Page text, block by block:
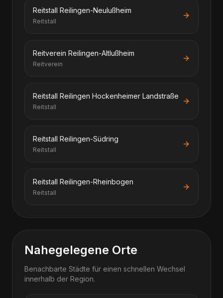
Reitstall Reilingen-Neulußheim
Reitstall
Reitverein Reilingen-Altlußheim
Reitverein
Reitstall Reilingen Hockenheimer Landstraße
Reitstall
Reitstall Reilingen-Südring
Reitstall
Reitstall Reilingen-Rheinbogen
Reitstall
Nahegelegene Orte
Benachbarte Städte für einen schnellen Wechsel
innerhalb der Region.